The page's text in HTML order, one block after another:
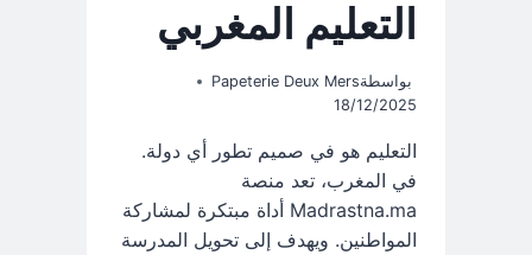
التعليم المغربي
بواسطةPapeterie Deux Mers
18/12/2025
التعليم هو في صميم تطور أي دولة.
في المغرب، تعد منصة
Madrastna.ma أداة مبتكرة لمشاركة
المواطنين. ويهدف إلى تحويل المدرسة